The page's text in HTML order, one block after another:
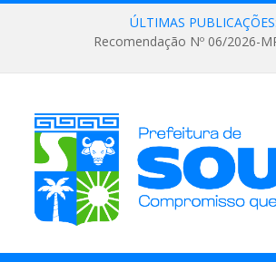
ÚLTIMAS PUBLICAÇÕES:
Recomendação Nº 06/2026-